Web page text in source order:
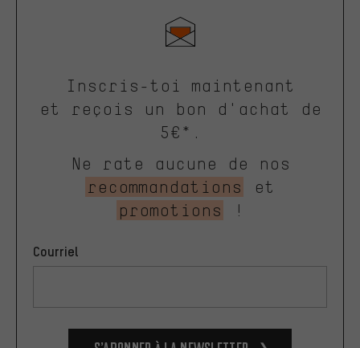
Inscris-toi maintenant
et reçois un bon d'achat de
5€*.
Ne rate aucune de nos
recommandations
et
promotions
!
Courriel